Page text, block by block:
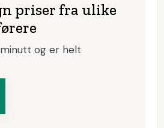
priser fra ulike
og er helt